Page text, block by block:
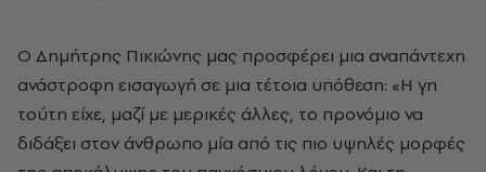
Ο Δημήτρης Πικιώνης μας προσφέρει μια αναπάντεχη
ανάστροφη εισαγωγή σε μια τέτοια υπόθεση: «Η γη
τούτη είχε, μαζί με μερικές άλλες, το προνόμιο να
διδάξει στον άνθρωπο μία από τις πιο υψηλές μορφές